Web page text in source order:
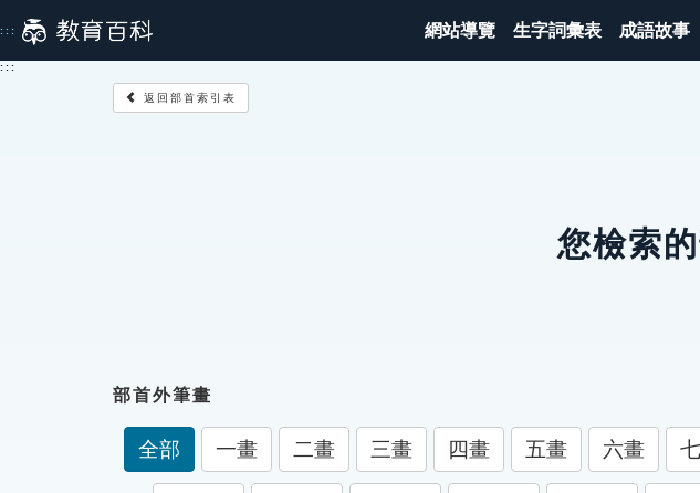
到
主
::: 網站導覽 生字詞彙表 成語故事
:::
返回部首索引表
您檢索
部首外筆畫
全部 一畫 二畫 三畫 四畫 五畫 六畫